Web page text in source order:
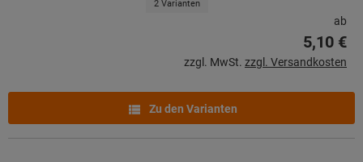
2 Varianten
ab
5,10 €
zzgl. MwSt. zzgl. Versandkosten
Zu den Varianten